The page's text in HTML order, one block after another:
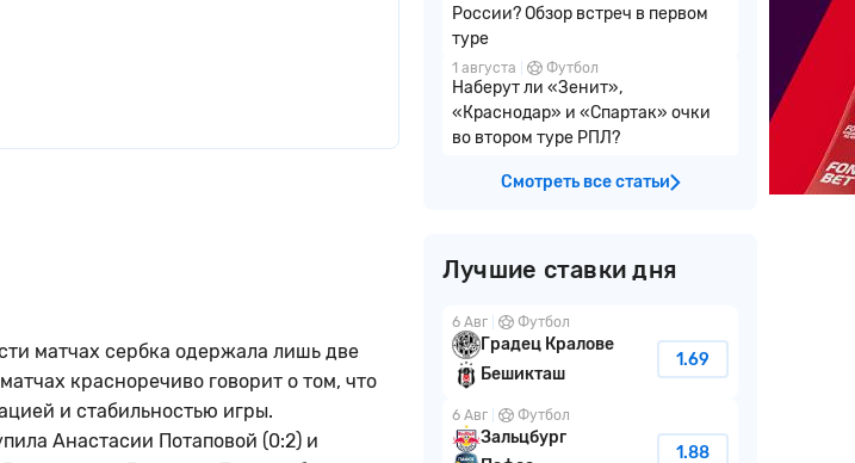
матчах сербка одержала лишь две
красноречиво говорит о том, что
и стабильностью игры.
Анастасии Потаповой (0:2) и
России? Обзор встреч в первом
туре
1 августа Футбол
Наберут ли «Зенит»,
«Краснодар» и «Спартак» очки
во втором туре РПЛ?
Смотреть все статьи
Лучшие ставки дня
6 Авг Футбол
Градец Кралове
Бешикташ
1.69
6 Авг Футбол
Зальцбург
1.88